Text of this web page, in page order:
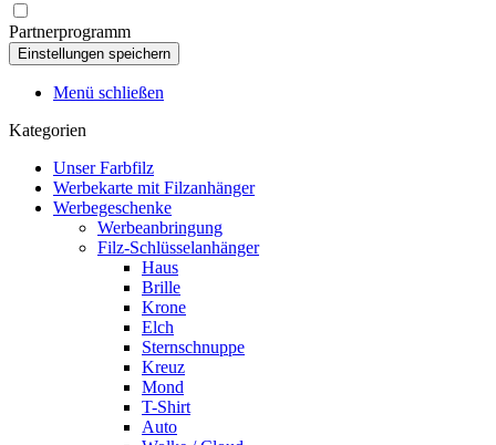
Partnerprogramm
Menü schließen
Kategorien
Unser Farbfilz
Werbekarte mit Filzanhänger
Werbegeschenke
Werbeanbringung
Filz-Schlüsselanhänger
Haus
Brille
Krone
Elch
Sternschnuppe
Kreuz
Mond
T-Shirt
Auto